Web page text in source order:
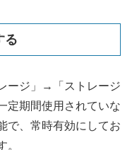
る
ージ」→「ストレージ
定期間使用されていな
で、常時有効にしてお
。